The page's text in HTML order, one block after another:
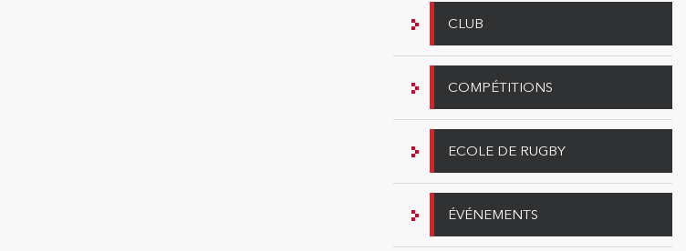
CLUB
COMPÉTITIONS
ECOLE DE RUGBY
ÉVÉNEMENTS